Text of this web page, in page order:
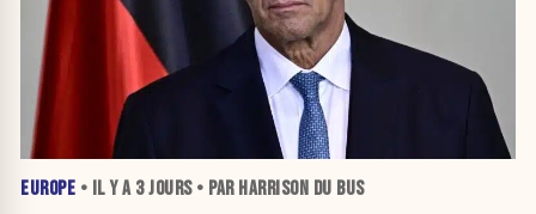
EUROPE • IL Y A 3 JOURS• PAR HARRISON DU BUS